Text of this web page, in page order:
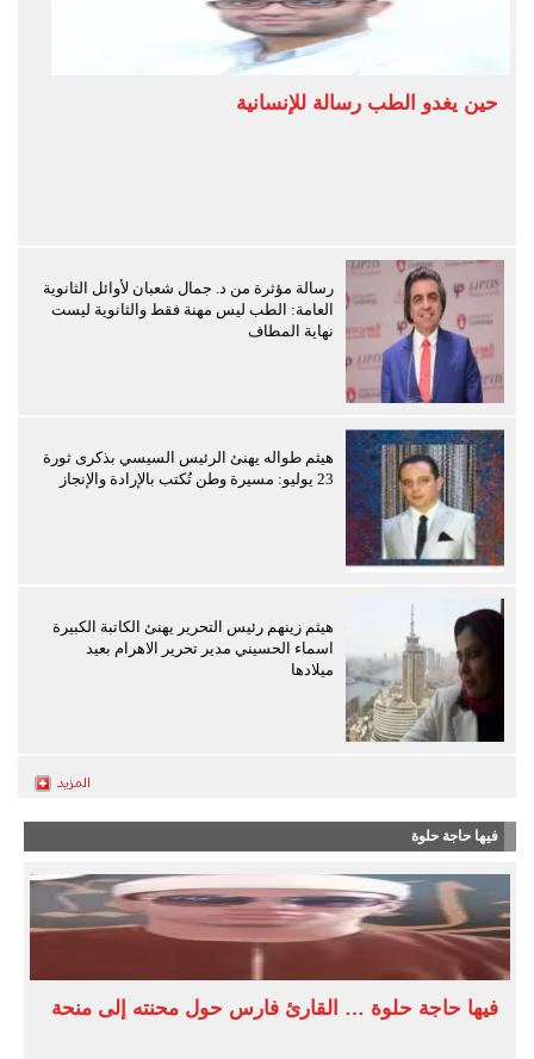
حين يغدو الطب رسالة للإنسانية
رسالة مؤثرة من د. جمال شعبان لأوائل الثانوية
العامة: الطب ليس مهنة فقط والثانوية ليست
نهاية المطاف
هيثم طواله يهنئ الرئيس السيسي بذكرى ثورة
23 يوليو: مسيرة وطن تُكتب بالإرادة والإنجاز
هيثم زينهم رئيس التحرير يهنئ الكاتبة الكبيرة
اسماء الحسيني مدير تحرير الاهرام بعيد
ميلادها
فيها حاجة حلوة
فيها حاجة حلوة … القارئ فارس حول محنته إلى منحة